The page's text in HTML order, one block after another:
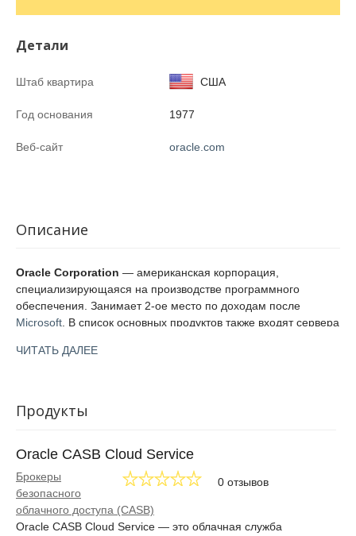
Детали
Штаб квартира США
Год основания 1977
Веб-сайт oracle.com
Описание
Oracle Corporation — американская корпорация,
специализирующаяся на производстве программного
обеспечения. Занимает 2-ое место по доходам после
Microsoft . В список основных продуктов также входят сервера
организаций разных форм собственности и направления
Эллисоном. Он возглавлял работу до 2014 года.
Database. Более 10 лет коллектив занимается разработкой
аппаратно-программных комплексов. После поглощения Sun
Microsystems корпорация стала производить оборудование
для серверов. Штаб-квартира находится недалеко от Сан-
Франциско, в Калифорнии.
ЧИТАТЬ ДАЛЕЕ
Продукты
Oracle CASB Cloud Service
0 отзывов
Брокеры
безопасного
облачного доступа (CASB)
Oracle CASB Cloud Service — это облачная служба